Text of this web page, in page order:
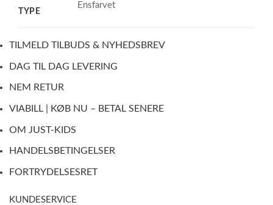
TYPE
Ensfarvet
TILMELD TILBUDS & NYHEDSBREV
DAG TIL DAG LEVERING
NEM RETUR
VIABILL | KØB NU – BETAL SENERE
OM JUST-KIDS
HANDELSBETINGELSER
FORTRYDELSESRET
KUNDESERVICE